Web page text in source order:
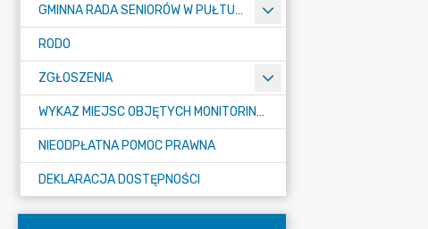
GMINNA RADA SENIORÓW W PUŁTUSKU
RODO
ZGŁOSZENIA
WYKAZ MIEJSC OBJĘTYCH MONITORINGIEM
NIEODPŁATNA POMOC PRAWNA
DEKLARACJA DOSTĘPNOŚCI